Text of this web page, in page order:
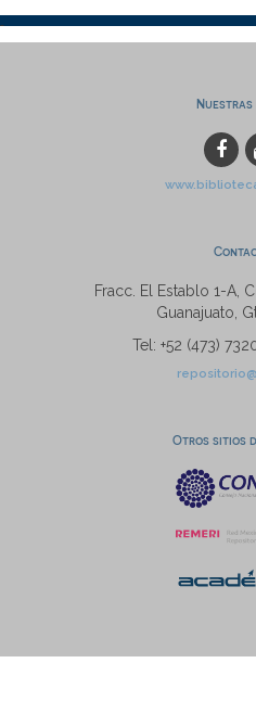
Nuestras
Fracc. El Establo 1-A,
Guanajuato,
Tel: +52 (473)
Otros sitios